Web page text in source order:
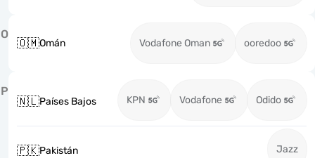
O
🇴🇲Omán Vodafone Oman ooredoo
P
🇳🇱Países Bajos KPN Vodafone Odido
🇵🇰Pakistán Jazz